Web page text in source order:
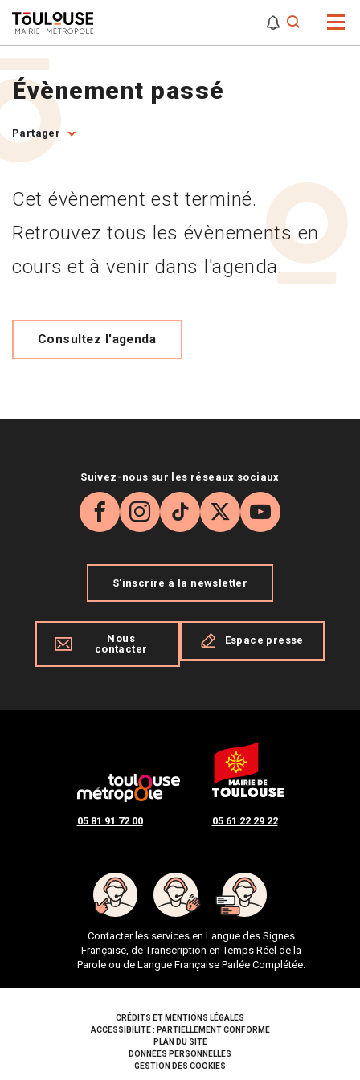
Évènement passé
Partager
Cet évènement est terminé.
Retrouvez tous les évènements en
cours et à venir dans l'agenda.
Consultez l'agenda
05 81 91 72 00 05 61 22 29 22
Contacter les services en Langue des Signes
Française, de Transcription en Temps Réel de la
Parole ou de Langue Française Parlée Complétée.
Suivez-nous sur les réseaux sociaux
Facebook
Instagram
TikTok
X YouTube
S'inscrire à la newsletter
Nous
contacter
Espace presse
Pied de pageCRÉDITS ET MENTIONS LÉGALES
ACCESSIBILITÉ : PARTIELLEMENT CONFORME
PLAN DU SITE
DONNÉES PERSONNELLES
GESTION DES COOKIES